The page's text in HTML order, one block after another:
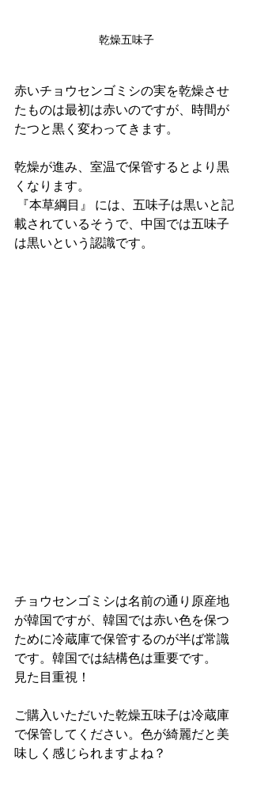
乾燥五味子
赤いチョウセンゴミシの実を乾燥させ
たものは最初は赤いのですが、時間が
たつと黒く変わってきます。
乾燥が進み、室温で保管するとより黒
くなります。
載されているそうで、中国では五味子
は黒いという認識です。
チョウセンゴミシは名前の通り原産地
が韓国ですが、韓国では赤い色を保つ
ために冷蔵庫で保管するのが半ば常識
です。韓国では結構色は重要です。
見た目重視！
ご購入いただいた乾燥五味子は冷蔵庫
で保管してください。色が綺麗だと美
味しく感じられますよね？